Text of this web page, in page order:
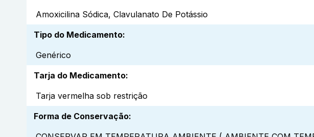
Amoxicilina Sódica, Clavulanato De Potássio
Tipo do Medicamento:
Genérico
Tarja do Medicamento:
Tarja vermelha sob restrição
Forma de Conservação: